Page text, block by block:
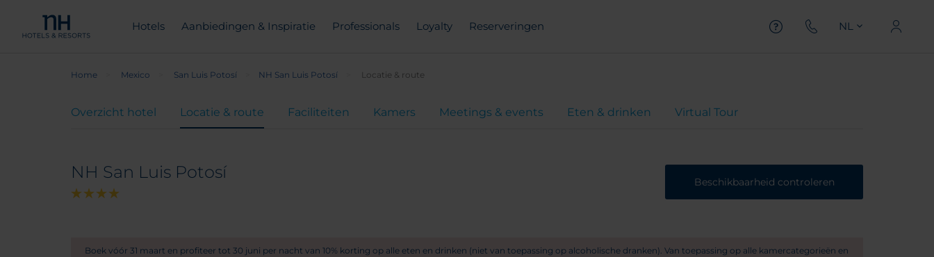
Hotels Aanbiedingen & Inspiratie Professionals Loyalty Reserveringen NL
Home Mexico San Luis Potosí NH San Luis Potosí Locatie & route
Overzicht hotel Locatie & route Faciliteiten Kamers Meetings & events Eten & drinken Virtual Tour
NH San Luis Potosí Beschikbaarheid controleren
Boek vóór 31 maart en profiteer tot 30 juni per nacht van 10% korting op alle eten en drinken (niet van toepassing op alcoholische dranken). Van toepassing op alle kamercategorieën en